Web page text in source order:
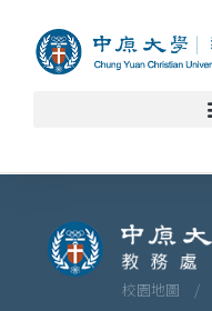
校園地圖 /